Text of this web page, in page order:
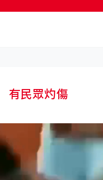
有民眾灼傷